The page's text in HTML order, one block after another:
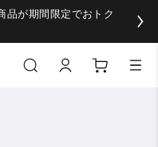
品が期間限定でおトク